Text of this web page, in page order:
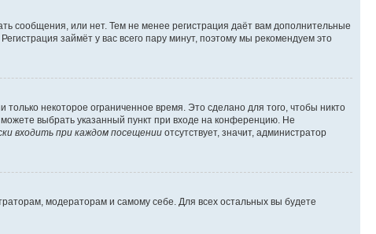
сообщения, или нет. Тем не менее регистрация даёт вам дополнительные
займёт у вас всего пару минут, поэтому мы рекомендуем это
некоторое ограниченное время. Это сделано для того, чтобы никто
выбрать указанный пункт при входе на конференцию. Не
входить при каждом посещении отсутствует, значит, администратор
модераторам и самому себе. Для всех остальных вы будете